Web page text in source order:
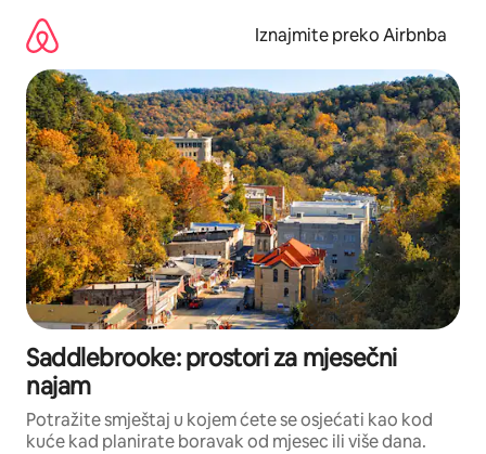
sadržaj
Iznajmite preko Airbnba
Saddlebrooke: prostori za mjesečni
najam
Potražite smještaj u kojem ćete se osjećati kao kod
kuće kad planirate boravak od mjesec ili više dana.